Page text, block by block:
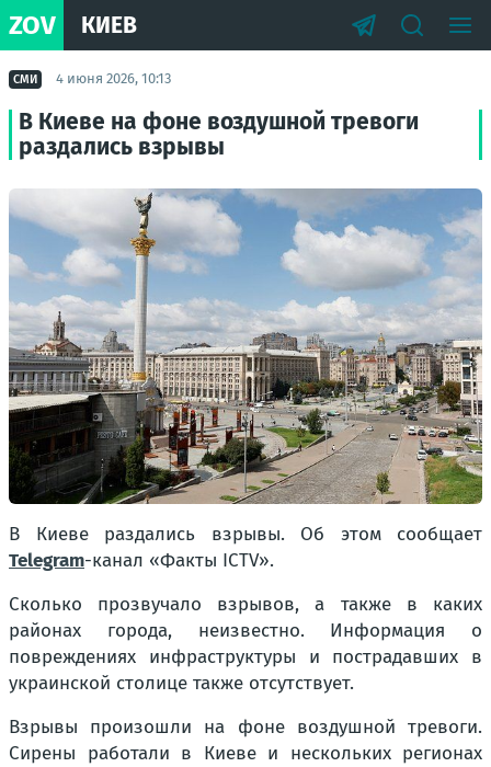
ZOV КИЕВ
СМИ 4 июня 2026, 10:13
В Киеве на фоне воздушной тревоги
раздались взрывы
В Киеве раздались взрывы. Об этом сообщает
Telegram-канал «Факты ICTV».
Сколько прозвучало взрывов, а также в каких
районах города, неизвестно. Информация о
повреждениях инфраструктуры и пострадавших в
украинской столице также отсутствует.
Взрывы произошли на фоне воздушной тревоги.
Сирены работали в Киеве и нескольких регионах